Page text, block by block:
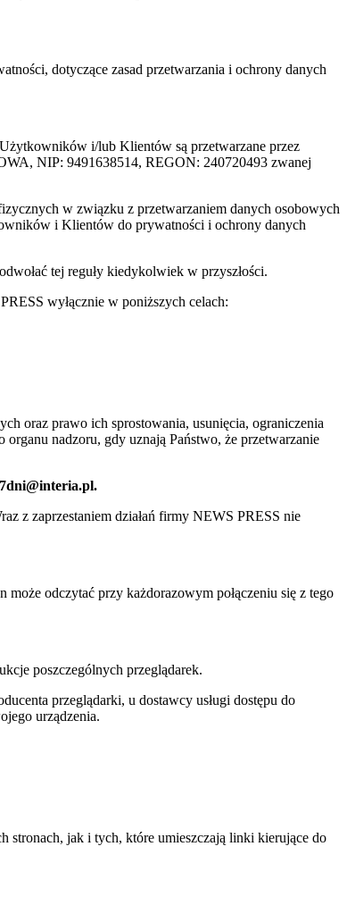
dotyczące zasad przetwarzania i ochrony danych
i/lub Klientów są przetwarzane przez
NIP: 9491638514, REGON: 240720493 zwanej
w związku z przetwarzaniem danych osobowych
i Klientów do prywatności i ochrony danych
tej reguły kiedykolwiek w przyszłości.
wyłącznie w poniższych celach:
oraz prawo ich sprostowania, usunięcia, ograniczenia
nadzoru, gdy uznają Państwo, że przetwarzanie
z zaprzestaniem działań firmy NEWS PRESS nie
odczytać przy każdorazowym połączeniu się z tego
poszczególnych przeglądarek.
przeglądarki, u dostawcy usługi dostępu do
urządzenia.
stronach, jak i tych, które umieszczają linki kierujące do